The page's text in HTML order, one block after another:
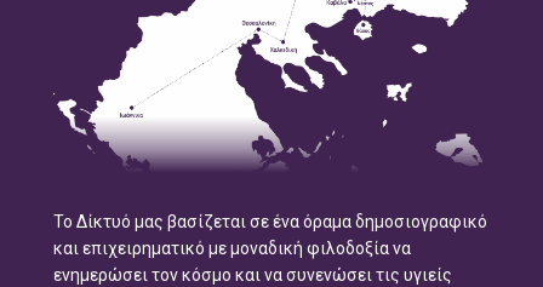
Το Δίκτυό μας βασίζεται σε ένα όραμα δημοσιογραφικό
και επιχειρηματικό με μοναδική φιλοδοξία να
ενημερώσει τον κόσμο και να συνενώσει τις υγιείς